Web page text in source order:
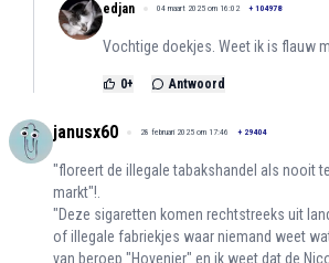
edjan 04 maart 2025 om 16:02 + 104978
Vochtige doekjes. Weet ik is flauw
0+ Antwoord
janusx60 28 februari 2025 om 17:46 + 29404
"floreert de illegale tabakshandel als nooit
markt"!.
"Deze sigaretten komen rechtstreeks uit
of illegale fabriekjes waar niemand weet
van beroep "Hovenier" en ik weet dat de